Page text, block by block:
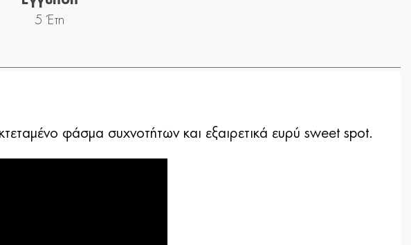
5 Έτη
φάσμα συχνοτήτων και εξαιρετικά ευρύ sweet spot.